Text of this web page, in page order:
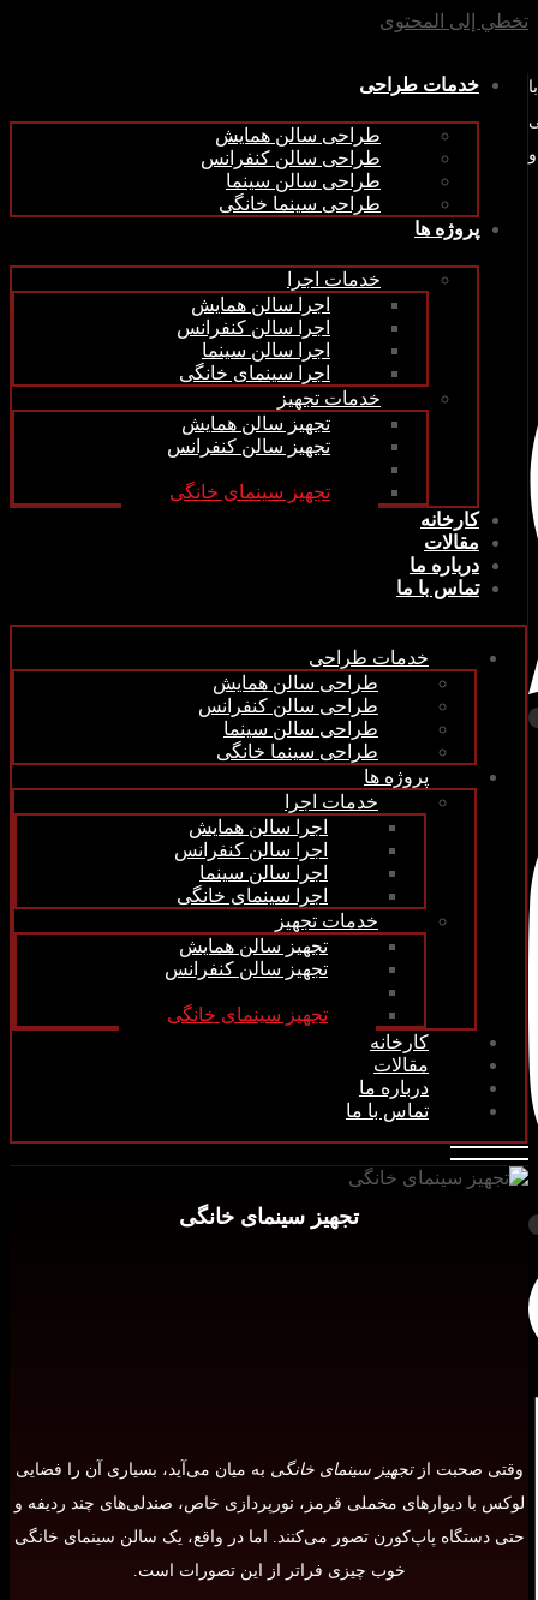
تخطي إلى المحتوى
خدمات طراحی
طراحی سالن همایش
طراحی سالن کنفرانس
طراحی سالن سینما
طراحی سینما خانگی
پروژه ها
خدمات اجرا
اجرا سالن همایش
اجرا سالن کنفرانس
اجرا سالن سینما
اجرا سینمای خانگی
خدمات تجهیز
تجهیز سالن همایش
تجهیز سالن کنفرانس
تجهیز سینمای خانگی
کارخانه
مقالات
درباره ما
تماس با ما
خدمات طراحی
طراحی سالن همایش
طراحی سالن کنفرانس
طراحی سالن سینما
طراحی سینما خانگی
پروژه ها
خدمات اجرا
اجرا سالن همایش
اجرا سالن کنفرانس
اجرا سالن سینما
اجرا سینمای خانگی
خدمات تجهیز
تجهیز سالن همایش
تجهیز سالن کنفرانس
تجهیز سینمای خانگی
کارخانه
مقالات
درباره ما
تماس با ما
خاص) در سال 1379 با
تجهیز سینمای خانگی
وقتی صحبت ازتجهیز سینمای خانگی به میان می‌آید، بسیاری آن را فضایی
لوکس با دیوارهای مخملی قرمز، نورپردازی خاص، صندلی‌های چند ردیفه و
حتی دستگاه پاپ‌کورن تصور می‌کنند. اما در واقع، یک سالن سینمای خانگی
خوب چیزی فراتر از این تصورات است.